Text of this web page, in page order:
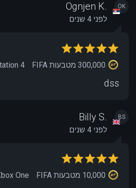
OK
Ognjen K.
לפני 4 שנים
4
dss
BS
Billy S.
לפני 4 שנים
One